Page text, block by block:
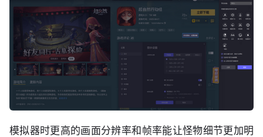
模拟器时更高的画面分辨率和帧率能让怪物细节更加明